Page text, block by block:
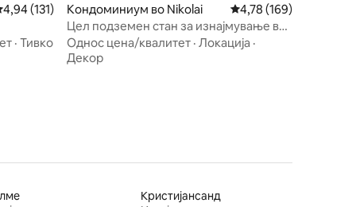
оцена: 4,94 од 5, 131 рецензии
4,94 (131)
· Тивко
Кондоминиум во Nikolai Просечна оцена:
4,78 (169)
Цел подземен стан за изнајмување во
Централ во Оребро
Однос цена/квалитет · Локација ·
Декор
Кристијансанд